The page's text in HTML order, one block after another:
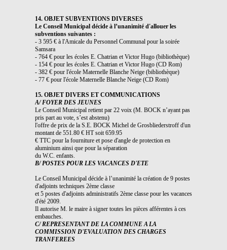
14. OBJET SUBVENTIONS DIVERSES
Le Conseil Municipal décide à l’unanimité d'allouer les
subventions suivantes :
- 3 595 € à l'Amicale du Personnel Communal pour la soirée
Samsara
- 764 € pour les écoles E. Chatrian et Victor Hugo (bibliothèque)
- 154 € pour les écoles E. Chatrian et Victor Hugo (CD Rom)
- 382 € pour l'école Maternelle Blanche Neige (bibliothèque)
- 77 € pour l'école Maternelle Blanche Neige (CD Rom)
15. OBJET DIVERS ET COMMUNICATIONS
A/ FOYER DES JEUNES
Le Conseil Municipal retient par 22 voix (M. BOCK n’ayant pas
pris part au vote, s’est abstenu)
l'offre de prix de la S.E. BOCK Michel de Grosbliederstroff d'un
montant de 551.80 € HT soit 659.95
€ TTC pour la fourniture et pose d'angle de protection en
aluminium ainsi que pour la séparation
du W.C. enfants.
B/ POSTES POUR LES VACANCES D'ETE
Le Conseil Municipal décide à l’unanimité la création de 9 postes
d'adjoints techniques 2ème classe
et 5 postes d'adjoints administratifs 2ème classe pour les vacances
d'été 2009.
Il autorise M. le maire à signer toutes les pièces afférentes à ces
embauches.
C/ REPRESENTANT DE LA COMMUNE A LA
COMMISSION D'EVALUATION DES CHARGES
TRANFEREES